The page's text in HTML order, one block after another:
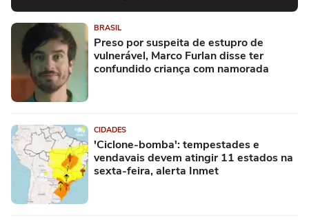
BRASIL
Preso por suspeita de estupro de
vulnerável, Marco Furlan disse ter
confundido criança com namorada
CIDADES
'Ciclone-bomba': tempestades e
vendavais devem atingir 11 estados na
sexta-feira, alerta Inmet